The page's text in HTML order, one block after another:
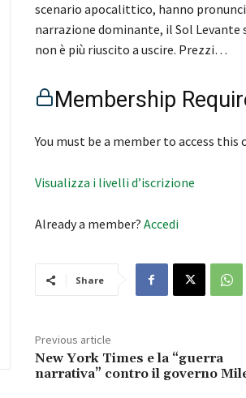
scenario apocalittico, hanno
narrazione dominante, il Sol Levante
non è più riuscito a uscire. Prezzi…
Membership
You must be a member to access this
Visualizza i livelli d’iscrizione
Already a member? Accedi
Share
Previous article
New York Times e la “guerra
narrativa” contro il governo